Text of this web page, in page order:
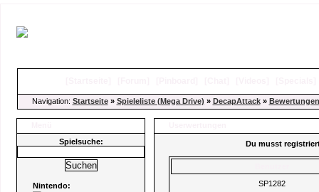
Navigation: Startseite» Spieleliste (Mega Drive) » DecapAttack» Bewertungen
Spielsuche:
Nintendo:
Du musst
SP1282